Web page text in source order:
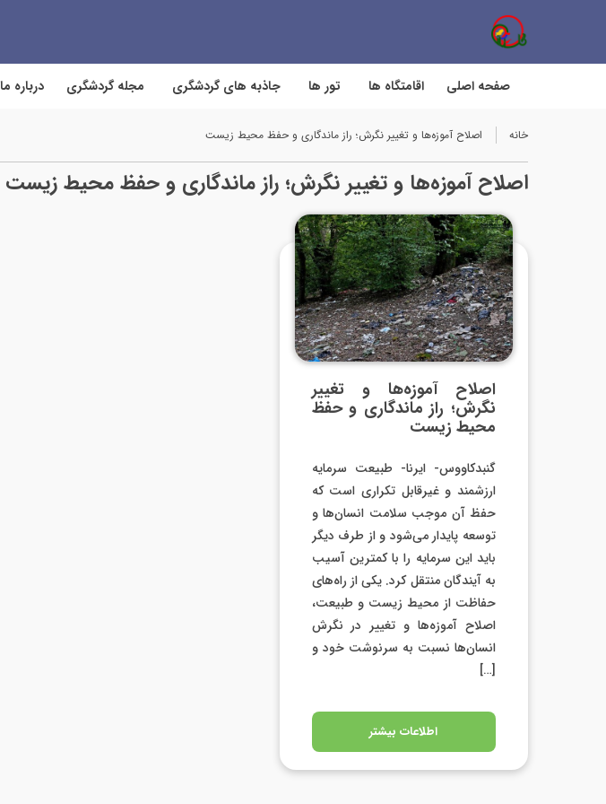
صفحه اصلی اقامتگاه ها تور ها جاذبه های گردشگری مجله گردشگری درباره ما
خانه اصلاح آموزه‌ها و تغییر نگرش؛ راز ماندگاری و حفظ محیط زیست
اصلاح آموزه‌ها و تغییر نگرش؛ راز ماندگاری و حفظ محیط زیست
اصلاح آموزه‌ها و تغییر
نگرش؛ راز ماندگاری و حفظ
محیط زیست
گنبدکاووس- ایرنا- طبیعت سرمایه
ارزشمند و غیرقابل تکراری است که
حفظ آن موجب سلامت انسان‌ها و
توسعه پایدار می‌شود و از طرف دیگر
باید این سرمایه را با کمترین آسیب
به آیندگان منتقل کرد. یکی از راه‌های
حفاظت از محیط زیست و طبیعت،
اصلاح آموزه‌ها و تغییر در نگرش
انسان‌ها نسبت به سرنوشت خود و
[…]
اطلاعات بیشتر